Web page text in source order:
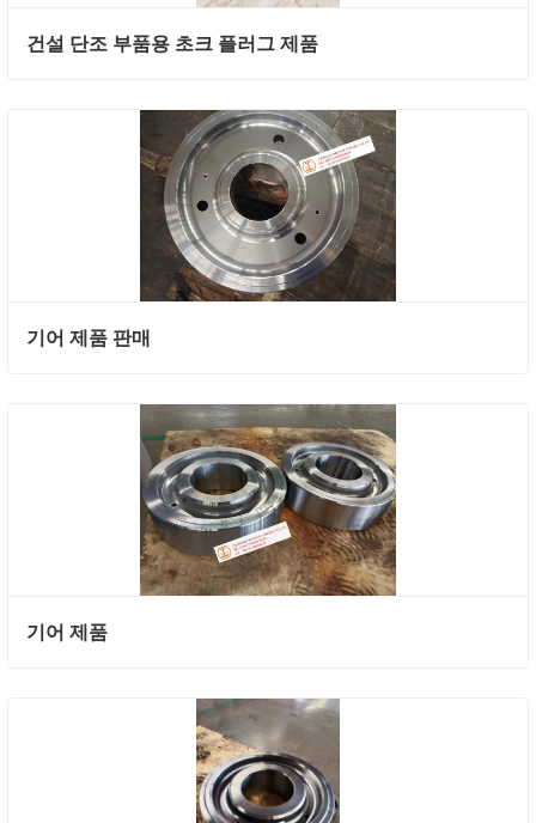
건설 단조 부품용 초크 플러그 제품
기어 제품 판매
기어 제품